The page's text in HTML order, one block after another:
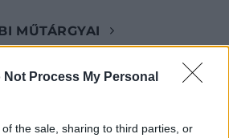
Not Process My Personal
the sale, sharing to third parties, or
MŰTÁRGYAI